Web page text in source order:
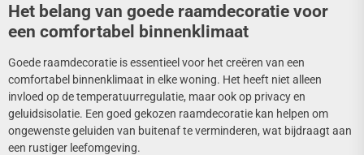
Het belang van goede raamdecoratie voor
een comfortabel binnenklimaat
Goede raamdecoratie is essentieel voor het creëren van een
comfortabel binnenklimaat in elke woning. Het heeft niet alleen
invloed op de temperatuurregulatie, maar ook op privacy en
geluidsisolatie. Een goed gekozen raamdecoratie kan helpen om
ongewenste geluiden van buitenaf te verminderen, wat bijdraagt aan
een rustiger leefomgeving.